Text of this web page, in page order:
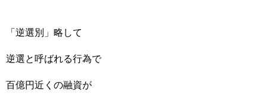
「逆選別」略して
逆選と呼ばれる行為で
百億円近くの融資が